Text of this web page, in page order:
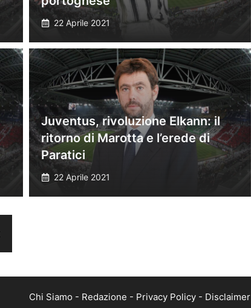
22 Aprile 2021
Juventus, rivoluzione Elkann: il
ritorno di Marotta e l’erede di
Paratici
22 Aprile 2021
Chi Siamo - Redazione - Privacy Policy - Disclaimer